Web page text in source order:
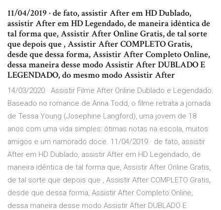
11/04/2019 · de fato, assistir After em HD Dublado,
assistir After em HD Legendado, de maneira idêntica de
tal forma que, Assistir After Online Gratis, de tal sorte
que depois que , Assistir After COMPLETO Gratis,
desde que dessa forma, Assistir After Completo Online,
dessa maneira desse modo Assistir After DUBLADO E
LEGENDADO, do mesmo modo Assistir After
14/03/2020 · Assistir Filme After Online Dublado e Legendado.
Baseado no romance de Anna Todd, o filme retrata a jornada
de Tessa Young (Josephine Langford), uma jovem de 18
anos com uma vida simples: ótimas notas na escola, muitos
amigos e um namorado doce. 11/04/2019 · de fato, assistir
After em HD Dublado, assistir After em HD Legendado, de
maneira idêntica de tal forma que, Assistir After Online Gratis,
de tal sorte que depois que , Assistir After COMPLETO Gratis,
desde que dessa forma, Assistir After Completo Online,
dessa maneira desse modo Assistir After DUBLADO E